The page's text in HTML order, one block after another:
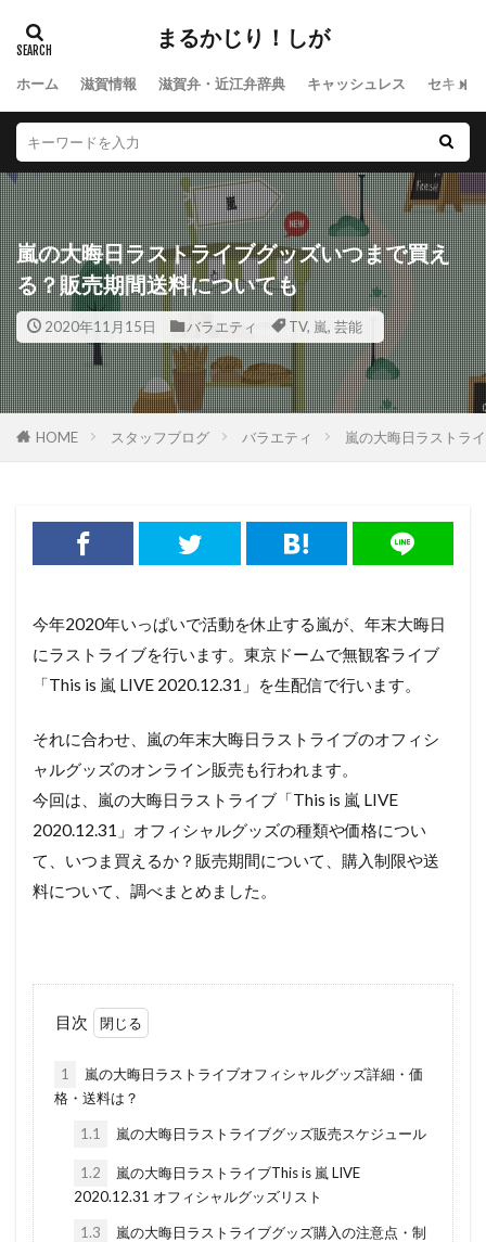
まるかじり！しが
ホーム 滋賀情報 滋賀弁・近江弁辞典 キャッシュレス セキュ
嵐の大晦日ラストライブグッズいつまで買え
る？販売期間送料についても
2020年11月15日 バラエティ TV, 嵐, 芸能
HOME スタッフブログ バラエティ 嵐の大晦日ラストラ
今年2020年いっぱいで活動を休止する嵐が、年末大晦日
にラストライブを行います。東京ドームで無観客ライブ
「This is 嵐 LIVE 2020.12.31」を生配信で行います。
それに合わせ、嵐の年末大晦日ラストライブのオフィシ
ャルグッズのオンライン販売も行われます。
今回は、嵐の大晦日ラストライブ「This is 嵐 LIVE
2020.12.31」オフィシャルグッズの種類や価格につい
て、いつま買えるか？販売期間について、購入制限や送
料について、調べまとめました。
目次
1
嵐の大晦日ラストライブオフィシャルグッズ詳細・価
格・送料は？
1.1 嵐の大晦日ラストライブグッズ販売スケジュール
1.2
嵐の大晦日ラストライブThis is 嵐 LIVE
2020.12.31 オフィシャルグッズリスト
1.3
嵐の大晦日ラストライブグッズ購入の注意点・制